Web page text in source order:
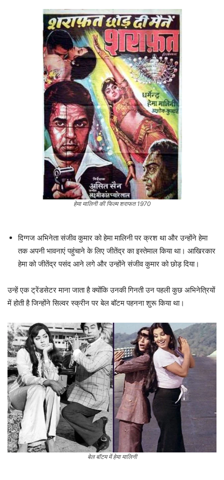
हेमा मालिनी की फिल्म शराफत 1970
दिग्गज अभिनेता संजीव कुमार को हेमा मालिनी पर क्रश था और उन्होंने हेमा
तक अपनी भावनाएं पहुंचाने के लिए जीतेंद्र का इस्तेमाल किया था। आखिरकार
हेमा को जीतेंद्र पसंद आने लगे और उन्होंने संजीव कुमार को छोड़ दिया।
उन्हें एक ट्रेंडसेटर माना जाता है क्योंकि उनकी गिनती उन पहली कुछ अभिनेत्रियों
में होती है जिन्होंने सिल्वर स्क्रीन पर बेल बॉटम पहनना शुरू किया था।
बेल बॉटम में हेमा मालिनी